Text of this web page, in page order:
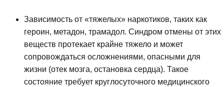
Зависимость от «тяжелых» наркотиков, таких как
героин, метадон, трамадол. Синдром отмены от этих
веществ протекает крайне тяжело и может
сопровождаться осложнениями, опасными для
жизни (отек мозга, остановка сердца). Такое
состояние требует круглосуточного медицинского